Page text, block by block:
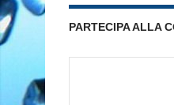
PARTECIPA ALLA